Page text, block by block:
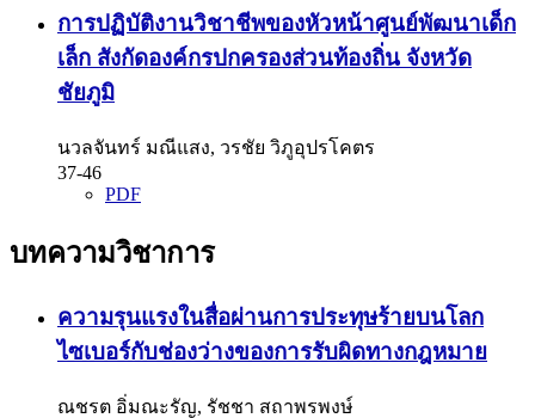
การปฏิบัติงานวิชาชีพของหัวหน้าศูนย์พัฒนาเด็ก
เล็ก สังกัดองค์กรปกครองส่วนท้องถิ่น จังหวัด
ชัยภูมิ
นวลจันทร์ มณีแสง, วรชัย วิภูอุปรโคตร
37-46
PDF
บทความวิชาการ
ความรุนแรงในสื่อผ่านการประทุษร้ายบนโลก
ไซเบอร์กับช่องว่างของการรับผิดทางกฎหมาย
ณชรต อิ่มณะรัญ, รัชชา สถาพรพงษ์